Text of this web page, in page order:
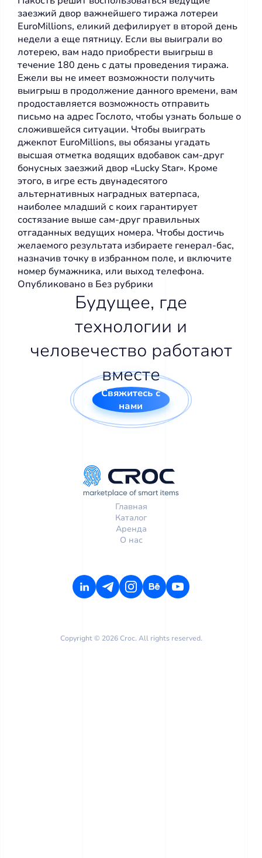
заезжий двор важнейшего тиража лотереи
EuroMillions, еликий дефилирует в второй день
недели а еще пятницу. Если вы выиграли во
лотерею, вам надо приобрести выигрыш в
течение 180 день с даты проведения тиража.
Ежели вы не имеет возможности получить
выигрыш в продолжение данного времени, вам
продоставляется возможность отправить
письмо на адрес Гослото, чтобы узнать больше о
сложившейся ситуации. Чтобы выиграть
джекпот EuroMillions, вы обязаны угадать
высшая отметка водящих вдобавок сам-друг
бонусных заезжий двор «Lucky Star». Кроме
этого, в игре есть двунадесятого
альтернативных наградных ватерпаса,
наиболее младший с коих гарантирует
состязание выше сам-друг правильных
отгаданных ведущих номера. Чтобы достичь
желаемого результата избираете генерал-бас,
назначив точку в избранном поле, и включите
номер бумажника, или выход телефона.
Опубликовано в Без рубрики
Будущее, где
технологии и
человечество работают
вместе
Свяжитесь с
нами
Главная
Каталог
Аренда
О нас
Copyright © 2026 Croc. All rights reserved.